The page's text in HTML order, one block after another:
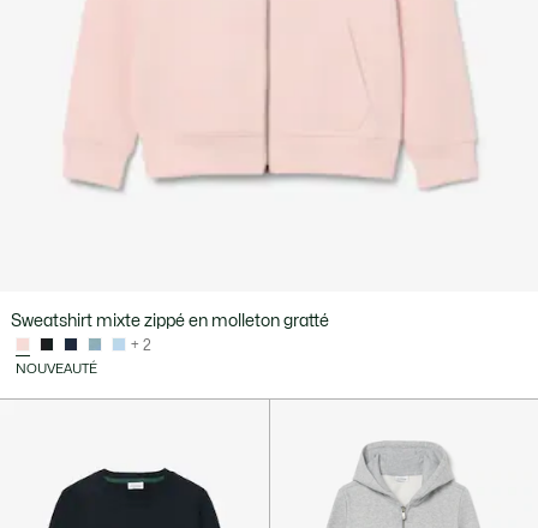
Sweatshirt mixte zippé en molleton gratté
+ 2
NOUVEAUTÉ